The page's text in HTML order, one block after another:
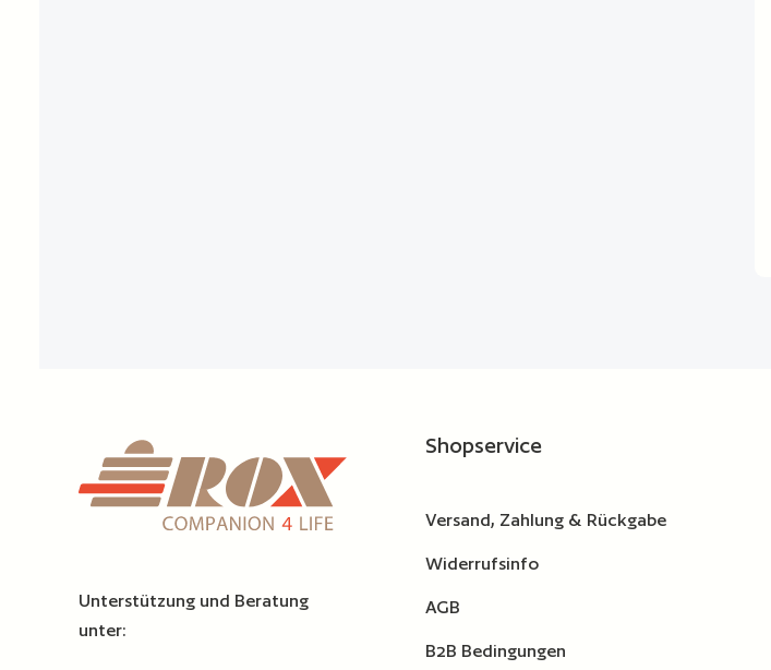
Unterstützung und Beratung
unter:
Shopservice
Versand, Zahlung & Rückgabe
Widerrufsinfo
AGB
B2B Bedingungen